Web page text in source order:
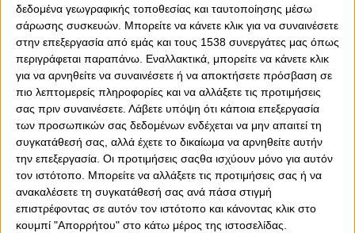
δεδομένα γεωγραφικής τοποθεσίας και ταυτοποίησης μέσω
σάρωσης συσκευών. Μπορείτε να κάνετε κλικ για να συναινέσετε
στην επεξεργασία από εμάς και τους 1538 συνεργάτες μας όπως
περιγράφεται παραπάνω. Εναλλακτικά, μπορείτε να κάνετε κλικ
για να αρνηθείτε να συναινέσετε ή να αποκτήσετε πρόσβαση σε
πιο λεπτομερείς πληροφορίες και να αλλάξετε τις προτιμήσεις
σας πριν συναινέσετε. Λάβετε υπόψη ότι κάποια επεξεργασία
των προσωπικών σας δεδομένων ενδέχεται να μην απαιτεί τη
συγκατάθεσή σας, αλλά έχετε το δικαίωμα να αρνηθείτε αυτήν
την επεξεργασία. Οι προτιμήσεις σαςθα ισχύουν μόνο για αυτόν
τον ιστότοπο. Μπορείτε να αλλάξετε τις προτιμήσεις σας ή να
ανακαλέσετε τη συγκατάθεσή σας ανά πάσα στιγμή
επιστρέφοντας σε αυτόν τον ιστότοπο και κάνοντας κλικ στο
κουμπί "Απορρήτου" στο κάτω μέρος της ιστοσελίδας.
Η ΠΑΕ Ολυμπιακός ανακοίνωσε την απόκτηση του
Έλληνα τερματοφύλακα Αλέξανδρου Αναγνωστόπουλου,
πριν από μερικές ώρες.
Γεννημένος στις 18 Αυγούστου 1994, ξεκίνησε την
καριέρα του από τα τμήματα υποδομής του
Παναθηναϊκού και ακολούθως αγωνίστηκε σε Άρη,
Απόλλωνα Σμύρνης και Ιωνικό, με τελευταίο σταθμό την
Κηφισιά.
Τη σεζόν που ολοκληρώθηκε πραγματοποίησε 23
συμμετοχές στη Super League, με την ομάδα των
Βορείων προαστείων.